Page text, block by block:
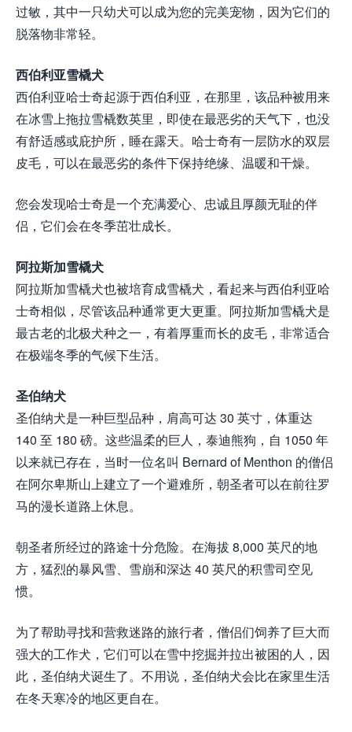
过敏，其中一只幼犬可以成为您的完美宠物，因为它们的
脱落物非常轻。
西伯利亚雪橇犬
西伯利亚哈士奇起源于西伯利亚，在那里，该品种被用来
在冰雪上拖拉雪橇数英里，即使在最恶劣的天气下，也没
有舒适感或庇护所，睡在露天。哈士奇有一层防水的双层
皮毛，可以在最恶劣的条件下保持绝缘、温暖和干燥。
您会发现哈士奇是一个充满爱心、忠诚且厚颜无耻的伴
侣，它们会在冬季茁壮成长。
阿拉斯加雪橇犬
阿拉斯加雪橇犬也被培育成雪橇犬，看起来与西伯利亚哈
士奇相似，尽管该品种通常更大更重。阿拉斯加雪橇犬是
最古老的北极犬种之一，有着厚重而长的皮毛，非常适合
在极端冬季的气候下生活。
圣伯纳犬
圣伯纳犬是一种巨型品种，肩高可达 30 英寸，体重达
140 至 180 磅。这些温柔的巨人，泰迪熊狗，自 1050 年
以来就已存在，当时一位名叫 Bernard of Menthon 的僧侣
在阿尔卑斯山上建立了一个避难所，朝圣者可以在前往罗
马的漫长道路上休息。
朝圣者所经过的路途十分危险。在海拔 8,000 英尺的地
方，猛烈的暴风雪、雪崩和深达 40 英尺的积雪司空见
惯。
为了帮助寻找和营救迷路的旅行者，僧侣们饲养了巨大而
强大的工作犬，它们可以在雪中挖掘并拉出被困的人，因
此，圣伯纳犬诞生了。不用说，圣伯纳犬会比在家里生活
在冬天寒冷的地区更自在。